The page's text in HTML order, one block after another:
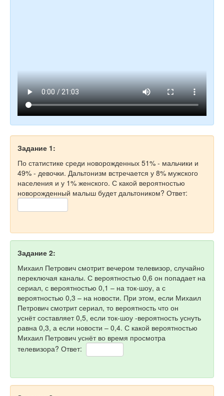
Задание 1:
По статистике среди новорожденных 51% - мальчики и
49% - девочки. Дальтонизм встречается у 8% мужского
населения и у 1% женского. С какой вероятностью
новорожденный малыш будет дальтоником? Ответ:
Задание 2:
Михаил Петрович смотрит вечером телевизор, случайно
переключая каналы. С вероятностью 0,6 он попадает на
сериал, с вероятностью 0,1 – на ток-шоу, а с
вероятностью 0,3 – на новости. При этом, если Михаил
Петрович смотрит сериал, то вероятность что он
уснёт составляет 0,5, если ток-шоу -вероятность уснуть
равна 0,3, а если новости – 0,4. С какой вероятностью
Михаил Петрович уснёт во время просмотра
телевизора? Ответ: